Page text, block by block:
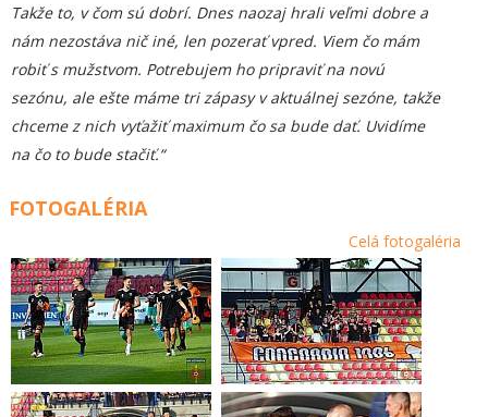
Takže to, v čom sú dobrí. Dnes naozaj hrali veľmi dobre a
nám nezostáva nič iné, len pozerať vpred. Viem čo mám
robiť s mužstvom. Potrebujem ho pripraviť na novú
sezónu, ale ešte máme tri zápasy v aktuálnej sezóne, takže
chceme z nich vyťažiť maximum čo sa bude dať. Uvidíme
na čo to bude stačiť.“
FOTOGALÉRIA
Celá fotogaléria